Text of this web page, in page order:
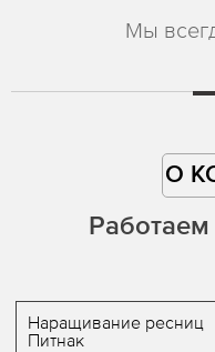
Мы
О
Работаем
Наращивание ресниц
Питнак